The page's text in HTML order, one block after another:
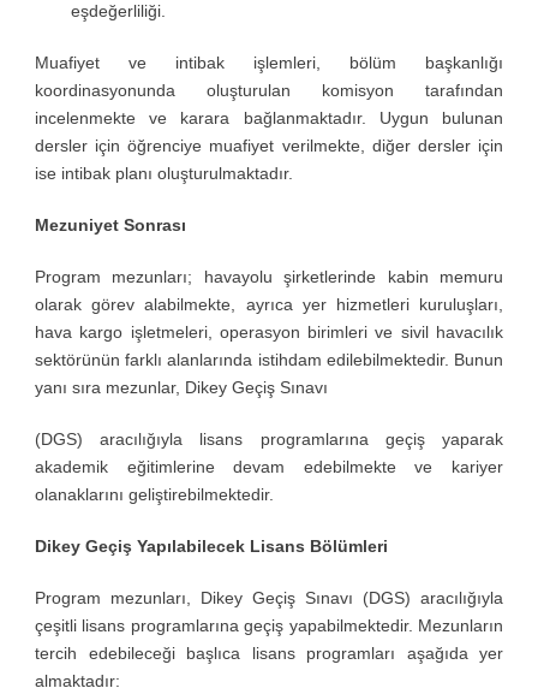
eşdeğerliliği.
Muafiyet ve intibak işlemleri, bölüm başkanlığı
koordinasyonunda oluşturulan komisyon tarafından
incelenmekte ve karara bağlanmaktadır. Uygun bulunan
dersler için öğrenciye muafiyet verilmekte, diğer dersler için
ise intibak planı oluşturulmaktadır.
Mezuniyet Sonrası
Program mezunları; havayolu şirketlerinde kabin memuru
olarak görev alabilmekte, ayrıca yer hizmetleri kuruluşları,
hava kargo işletmeleri, operasyon birimleri ve sivil havacılık
sektörünün farklı alanlarında istihdam edilebilmektedir. Bunun
yanı sıra mezunlar, Dikey Geçiş Sınavı
(DGS) aracılığıyla lisans programlarına geçiş yaparak
akademik eğitimlerine devam edebilmekte ve kariyer
olanaklarını geliştirebilmektedir.
Dikey Geçiş Yapılabilecek Lisans Bölümleri
Program mezunları, Dikey Geçiş Sınavı (DGS) aracılığıyla
çeşitli lisans programlarına geçiş yapabilmektedir. Mezunların
tercih edebileceği başlıca lisans programları aşağıda yer
almaktadır: